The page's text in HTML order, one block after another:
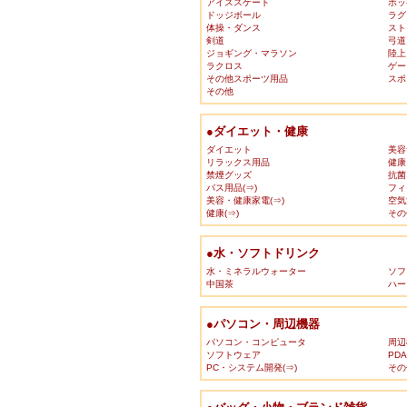
アイススケート
ホ
ドッジボール
ラ
体操・ダンス
ス
剣道
弓道
ジョギング・マラソン
陸
ラクロス
ゲ
その他スポーツ用品
ス
その他
●ダイエット・健康
ダイエット
美
リラックス用品
健
禁煙グッズ
抗
バス用品(⇒)
フ
美容・健康家電(⇒)
空
健康(⇒)
そ
●水・ソフトドリンク
水・ミネラルウォーター
ソ
中国茶
ハ
●パソコン・周辺機器
パソコン・コンピュータ
周
ソフトウェア
PC・システム開発(⇒)
そ